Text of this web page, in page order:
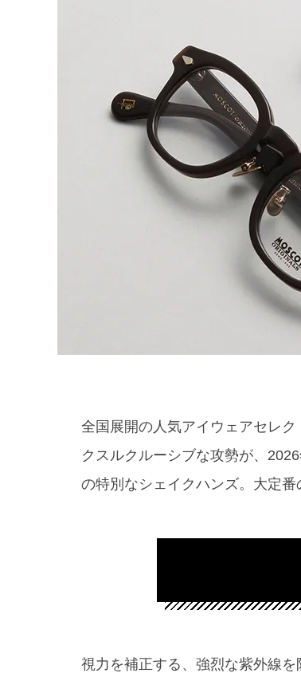
全国展開の人気アイウェアセレ
クスルクルーシブな攻勢が、
の特別なシェイクハンズ。大定番
視力を補正する、強烈な紫外線